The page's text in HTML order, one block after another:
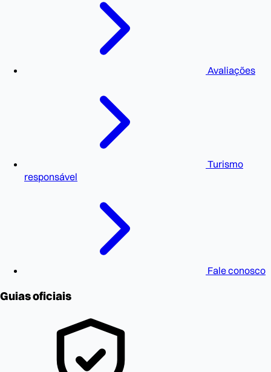
Avaliações
Turismo
responsável
Fale conosco
Guias oficiais